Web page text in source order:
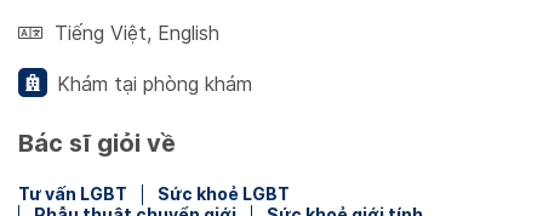
Tiếng Việt, English
Khám tại phòng khám
Bác sĩ giỏi về
Tư vấn LGBT
Sức khoẻ LGBT